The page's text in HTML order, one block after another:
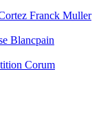
Franck Muller
Blancpain
Corum